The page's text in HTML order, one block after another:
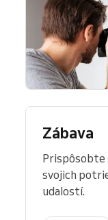
Zábava
Prispôsobte
svojich
udalostí.